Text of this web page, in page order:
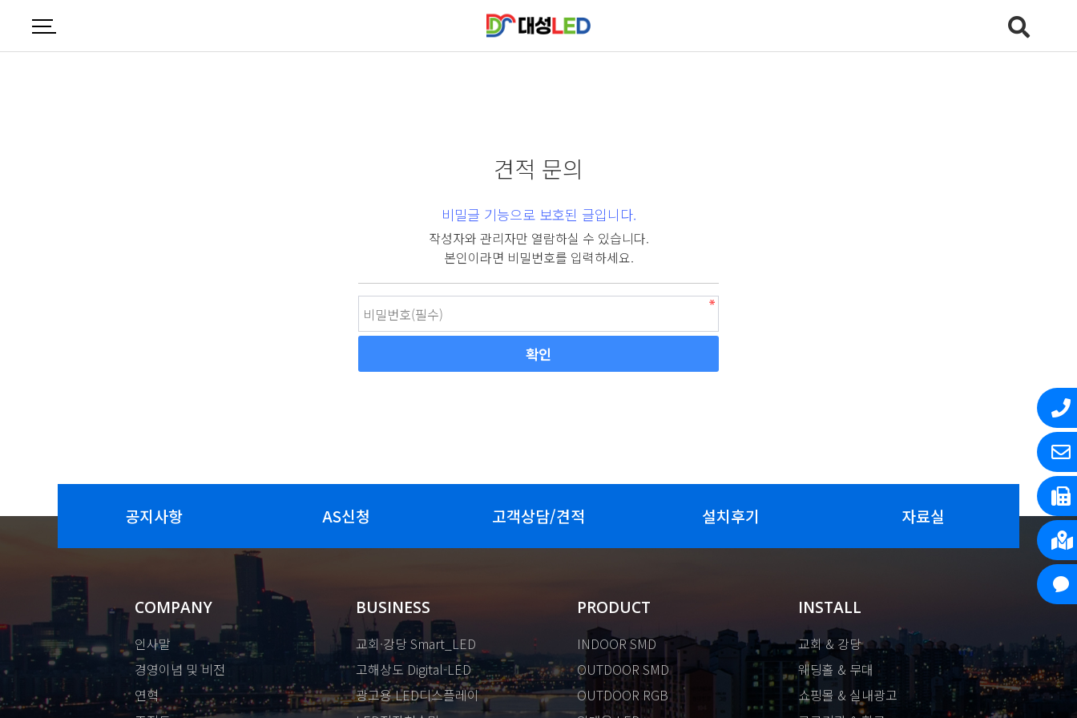
견적 문의
비밀글 기능으로 보호된 글입니다.
작성자와 관리자만 열람하실 수 있습니다.
본인이라면 비밀번호를 입력하세요.
공지사항 AS신청 고객상담/견적 설치후기 자료실
COMPANY
인사말
경영이념 및 비전
연혁
BUSINESS
교회·강당 Smart_LED
고해상도 Digital-LED
광고용 LED디스플레이
PRODUCT
INDOOR SMD
OUTDOOR SMD
OUTDOOR RGB
INSTALL
교회 & 강당
웨딩홀 & 무대
쇼핑몰 & 실내광고